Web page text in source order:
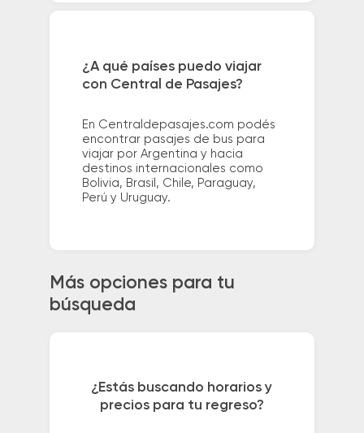
¿A qué países puedo viajar
con Central de Pasajes?
En Centraldepasajes.com podés
encontrar pasajes de bus para
viajar por Argentina y hacia
destinos internacionales como
Bolivia, Brasil, Chile, Paraguay,
Perú y Uruguay.
Más opciones para tu
búsqueda
¿Estás buscando horarios y
precios para tu regreso?